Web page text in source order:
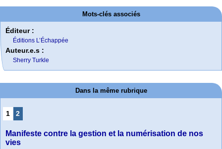
Mots-clés associés
Éditeur :
Éditions L’Échappée
Auteur.e.s :
Sherry Turkle
Dans la même rubrique
1 2
Manifeste contre la gestion et la numérisation de nos
vies